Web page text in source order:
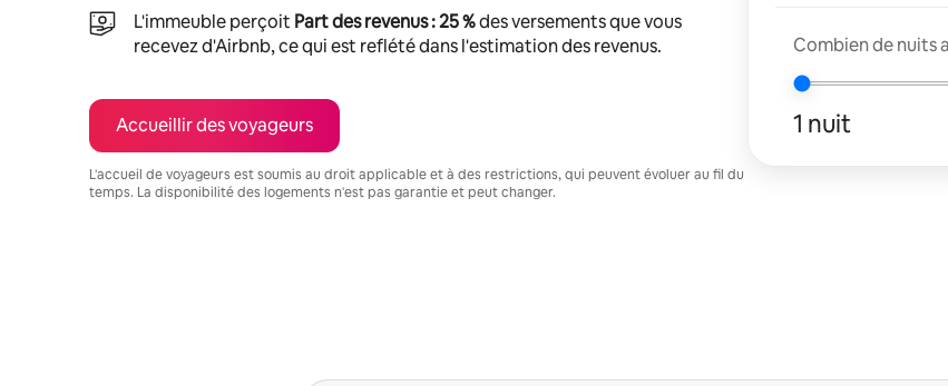
L'immeuble perçoit Part des revenus : 25 %des versements que vous
recevez d'Airbnb, ce qui est reflété dans l'estimation des revenus.
Accueillir des voyageurs
L'accueil de voyageurs est soumis au droit applicable et à des restrictions, qui peuvent évoluer au fil du
temps. La disponibilité des logements n'est pas garantie et peut changer.
Combien de nuits
1 nuit